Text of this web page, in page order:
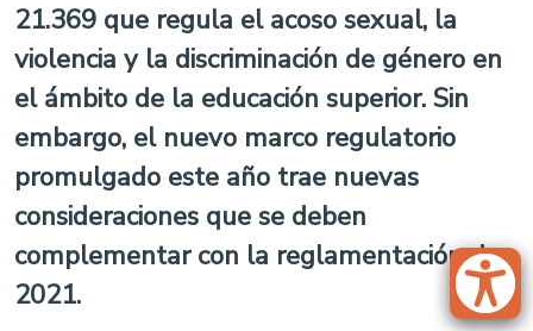
21.369 que regula el acoso sexual, la
violencia y la discriminación de género en
el ámbito de la educación superior. Sin
embargo, el nuevo marco regulatorio
promulgado este año trae nuevas
consideraciones que se deben
complementar con la reglamentación de
2021.